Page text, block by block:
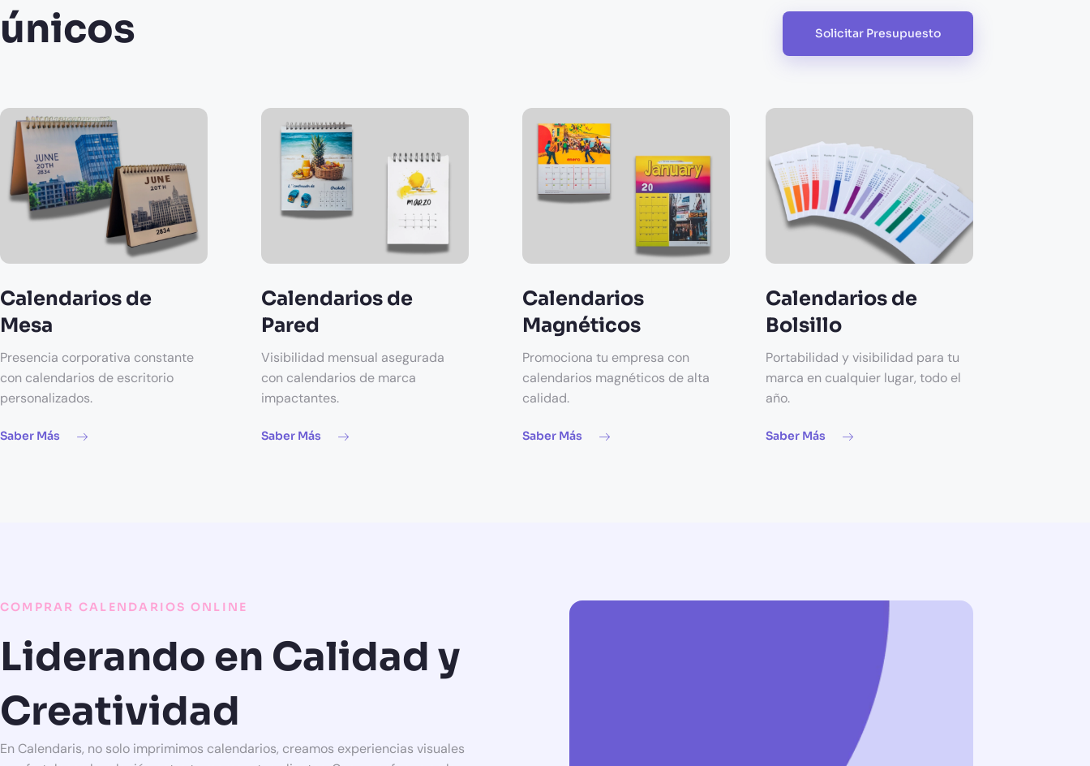
únicos
Solicitar Presupuesto
Calendarios de
Mesa
Presencia corporativa constante
con calendarios de escritorio
personalizados.
Saber Más
Calendarios de
Pared
Visibilidad mensual asegurada
con calendarios de marca
impactantes.
Saber Más
Calendarios
Magnéticos
Promociona tu empresa con
calendarios magnéticos de alta
calidad.
Saber Más
Calendarios de
Bolsillo
Portabilidad y visibilidad para tu
marca en cualquier lugar, todo el
año.
Saber Más
COMPRAR CALENDARIOS ONLINE
Liderando en Calidad y
Creatividad
En Calendaris, no solo imprimimos calendarios, creamos experiencias visuales